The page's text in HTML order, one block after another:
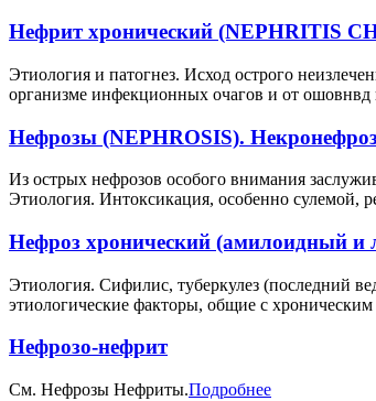
Нефрит хронический (NEPHRITIS
Этиология и патогнез. Исход острого
организме инфекционных очагов и от ошовнвд
Нефрозы (NEPHROSIS).
Из острых нефрозов особого внимания
Этиология. Интоксикация, особенно
Нефроз хронический (амилоидный
Этиология. Сифилис, туберкулез (последний
этиологические факторы, общие с
Нефрозо-нефрит
См. Нефрозы Нефриты.Подробнее